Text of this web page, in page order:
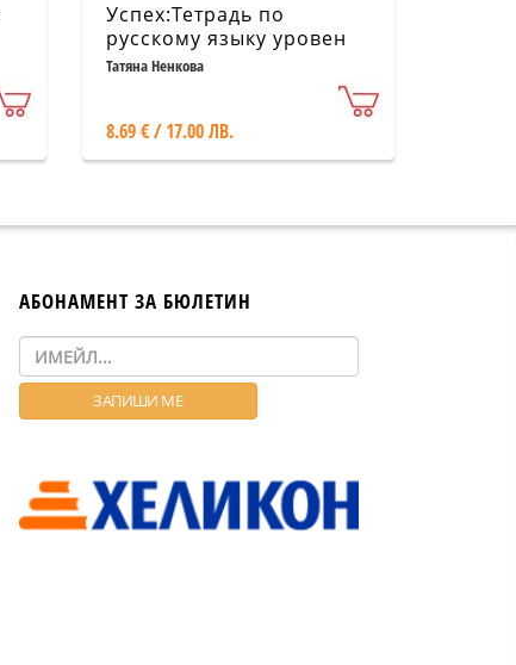
Успех:Тетрадь по
русскому языку уровен
В1.1 (А1-А2-В1.1).
языком
Татяна Ненкова
8.69 € / 17.00 ЛВ.
АБОНАМЕНТ ЗА БЮЛЕТИН